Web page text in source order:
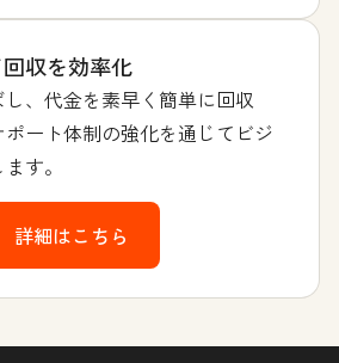
収を効率化
、代金を素早く簡単に回収
ポート体制の強化を通じてビジ
す。
詳細はこちら